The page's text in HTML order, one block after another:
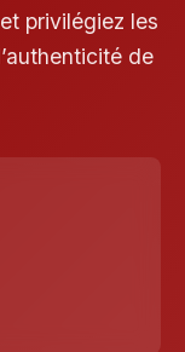
privilégiez les
de